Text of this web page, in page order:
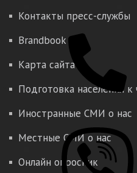
Контакты пресс-службы
Brandbook
Карта сайта
Подготовка населения
Иностранные СМИ о нас
Местные СМИ о нас
Онлайн опросник